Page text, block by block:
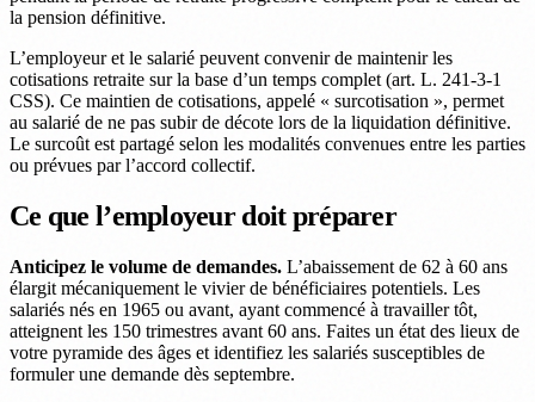
la pension définitive.
L’employeur et le salarié peuvent convenir de maintenir les
cotisations retraite sur la base d’un temps complet (art. L. 241-3-1
CSS). Ce maintien de cotisations, appelé « surcotisation », permet
au salarié de ne pas subir de décote lors de la liquidation définitive.
Le surcoût est partagé selon les modalités convenues entre les parties
ou prévues par l’accord collectif.
Ce que l’employeur doit préparer
Anticipez le volume de demandes. L’abaissement de 62 à 60 ans
élargit mécaniquement le vivier de bénéficiaires potentiels. Les
salariés nés en 1965 ou avant, ayant commencé à travailler tôt,
atteignent les 150 trimestres avant 60 ans. Faites un état des lieux de
votre pyramide des âges et identifiez les salariés susceptibles de
formuler une demande dès septembre.